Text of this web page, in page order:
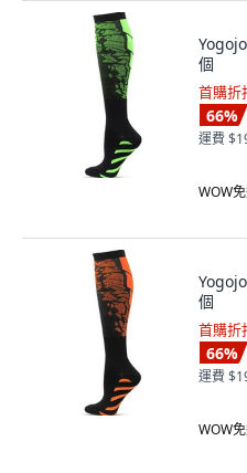
個
首購折
66%
運費
WOW
個
首購折
66%
運費
WOW